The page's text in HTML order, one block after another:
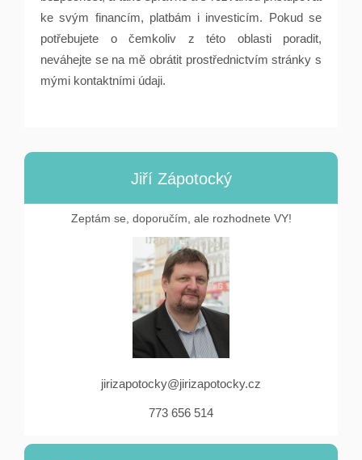
ke svým financím, platbám i investicím. Pokud se
potřebujete o čemkoliv z této oblasti poradit,
neváhejte se na mě obrátit prostřednictvím stránky s
mými kontaktními údaji.
Jiří Zápotocký
Zeptám se, doporučím, ale rozhodnete VY!
jirizapotocky@jirizapotocky.cz
773 656 514